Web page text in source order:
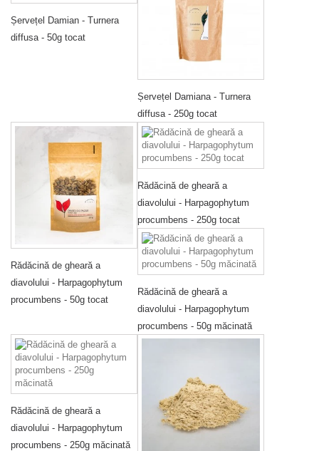
Șervețel Damian - Turnera
diffusa - 50g tocat
Șervețel Damiana - Turnera
diffusa - 250g tocat
Rădăcină de gheară a
diavolului - Harpagophytum
procumbens - 50g tocat
Rădăcină de gheară a
diavolului - Harpagophytum
procumbens - 250g tocat
Rădăcină de gheară a
diavolului - Harpagophytum
procumbens - 50g măcinată
Rădăcină de gheară a
diavolului - Harpagophytum
procumbens - 250g măcinată